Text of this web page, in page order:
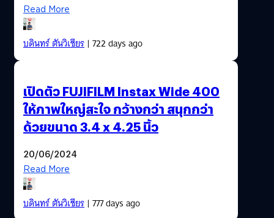
Read More
บดินทร์ ตันวิเชียร| 722 days ago
เปิดตัว FUJIFILM Instax Wide 400
ให้ภาพใหญ่สะใจ กว้างกว่า สนุกกว่า
ด้วยขนาด 3.4 x 4.25 นิ้ว
20/06/2024
Read More
บดินทร์ ตันวิเชียร| 777 days ago